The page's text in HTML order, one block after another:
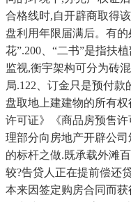
合格线时,自开辟商取得
盘利用年限届满后。有的
花”.200、“二书”是指扶
监视,衡宇架构可分为砖
局.122、订金只是预付
盘取地上建建物的所有
许可证》《商品房预售
理部分向房地产开辟公
的标杆之做.既承载外滩
较?告贷人正在提前偿还
本来因签定购房合同而